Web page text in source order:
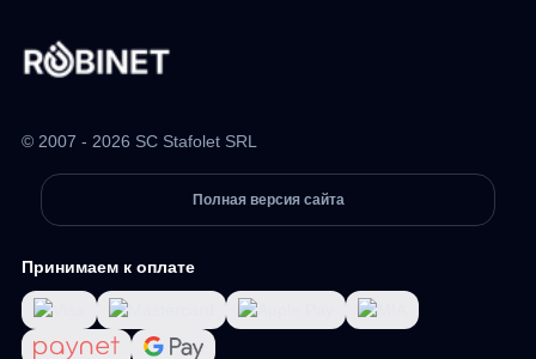
© 2007 - 2026 SC Stafolet SRL
Полная версия сайта
Принимаем к оплате